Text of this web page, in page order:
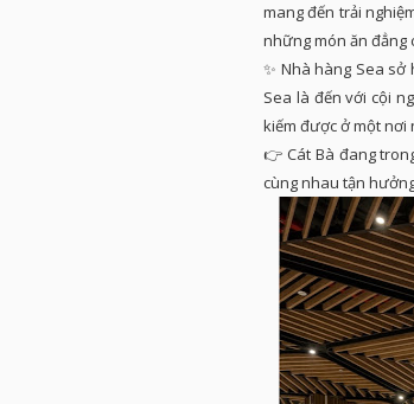
mang đến trải
những món ăn đẳng
✨ Nhà hàng Sea
Sea là đến với cội
kiếm được ở một nơi
👉 Cát Bà đang
cùng nhau tận